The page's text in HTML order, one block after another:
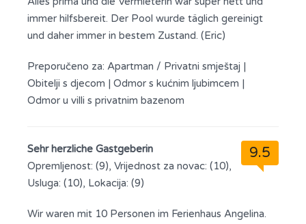
immer hilfsbereit. Der Pool wurde täglich gereinigt
und daher immer in bestem Zustand. (Eric)
Preporučeno za: Apartman / Privatni smještaj |
Obitelji s djecom | Odmor s kućnim ljubimcem |
Odmor u villi s privatnim bazenom
9.5
Sehr herzliche Gastgeberin
Opremljenost: (9), Vrijednost za novac: (10),
Usluga: (10), Lokacija: (9)
Wir waren mit 10 Personen im Ferienhaus Angelina.